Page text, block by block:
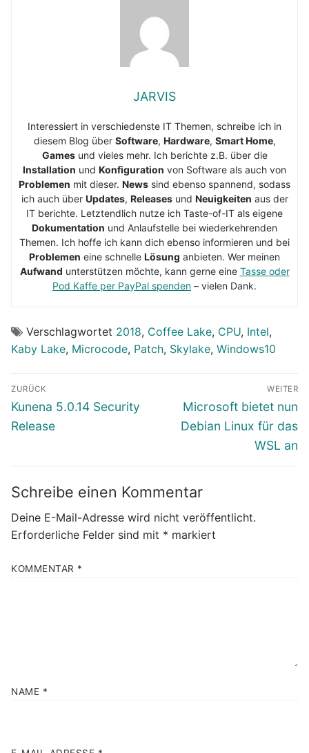
JARVIS
Interessiert in verschiedenste IT Themen, schreibe ich in
diesem Blog über Software, Hardware, Smart Home,
Gamesund vieles mehr. Ich berichte z.B. über die
Installation und Konfiguration von Software als auch von
Problemen mit dieser. News sind ebenso spannend, sodass
ich auch über Updates, Releasesund Neuigkeiten aus der
IT berichte. Letztendlich nutze ich Taste-of-IT als eigene
Dokumentation und Anlaufstelle bei wiederkehrenden
Themen. Ich hoffe ich kann dich ebenso informieren und bei
Problemen eine schnelle Lösung anbieten. Wer meinen
Aufwand unterstützen möchte, kann gerne eine Tasse oder
Pod Kaffe per PayPal spenden – vielen Dank.
Verschlagwortet 2018, Coffee Lake, CPU, Intel,
Kaby Lake, Microcode, Patch, Skylake, Windows10
Beitragsnavigation
ZURÜCK
Vorheriger
Beitrag:
Kunena 5.0.14 Security
Release
WEITER
Nächster
Beitrag:
Microsoft bietet nun
Debian Linux für das
WSL an
Schreibe einen Kommentar
Deine E-Mail-Adresse wird nicht veröffentlicht.
Erforderliche Felder sind mit * markiert
KOMMENTAR *
NAME *